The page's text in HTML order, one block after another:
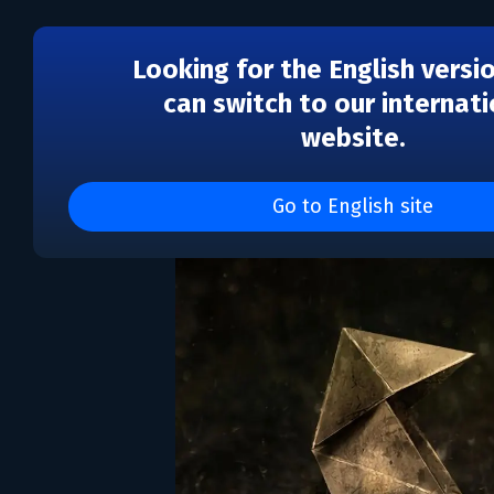
Looking for the English
can switch to our
website.
Go to English site
Heavy Rain